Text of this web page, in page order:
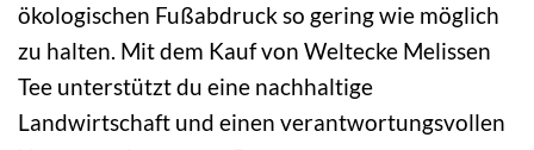
ökologischen Fußabdruck so gering wie möglich
zu halten. Mit dem Kauf von Weltecke Melissen
Tee unterstützt du eine nachhaltige
Landwirtschaft und einen verantwortungsvollen